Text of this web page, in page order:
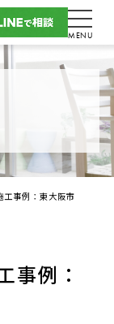
工事例：東大阪市
事例：